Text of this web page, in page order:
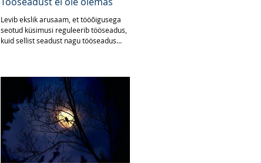
Levib ekslik arusaam, et tööõigusega
seotud küsimusi reguleerib tööseadus,
kuid sellist seadust nagu tööseadus